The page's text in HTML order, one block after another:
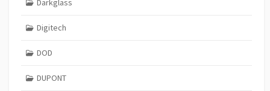
Darkglass
Digitech
DOD
DUPONT